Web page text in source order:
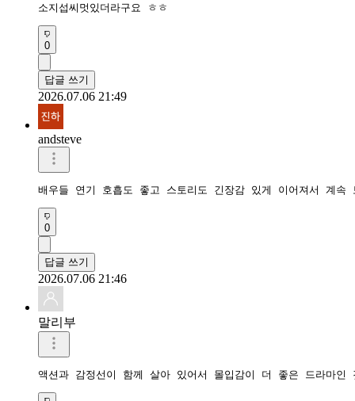
소지섭씨멋있더라구요 ㅎㅎ
0
답글 쓰기
2026.07.06 21:49
andsteve
배우들 연기 호흡도 좋고 스토리도 긴장감 있게 이어져서 계
0
답글 쓰기
2026.07.06 21:46
말리부
액션과 감정선이 함께 살아 있어서 몰입감이 더 좋은 드라마